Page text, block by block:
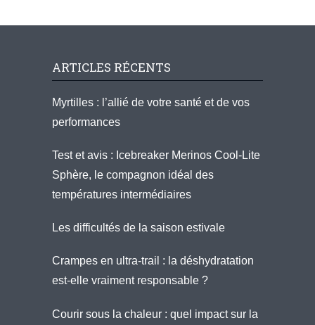
ARTICLES RÉCENTS
Myrtilles : l’allié de votre santé et de vos
performances
Test et avis : Icebreaker Merinos Cool-Lite
Sphère, le compagnon idéal des
températures intermédiaires
Les difficultés de la saison estivale
Crampes en ultra-trail : la déshydratation
est-elle vraiment responsable ?
Courir sous la chaleur : quel impact sur la